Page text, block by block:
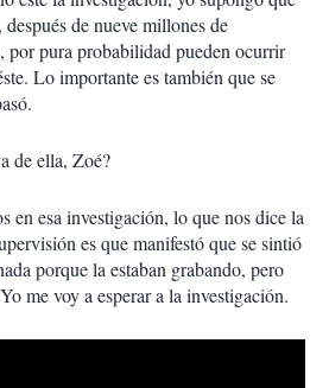
de nueve millones de
por pura probabilidad pueden ocurrir
Lo importante es también que se
de ella, Zoé?
en esa investigación, lo que nos dice la
es que manifestó que se sintió
porque la estaban grabando, pero
me voy a esperar a la investigación.